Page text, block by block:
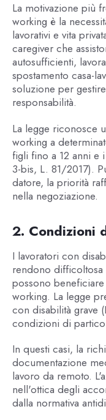
La motivazione più
working è la
lavorativi e vita
caregiver che
autosufficienti,
spostamento casa-
soluzione per
responsabilità.
La legge riconosce
working a
figli fino a 12 anni e
3-bis, L. 81/2017).
datore, la priorità
nella negoziazione.
2. Condizioni
I lavoratori con
rendono difficoltosa
possono
working. La legge
con disabilità grave
condizioni di
In questi casi, la
documentazione
lavoro da remoto.
nell'ottica degli
dalla normativa